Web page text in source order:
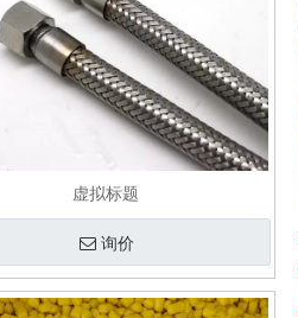
虚拟标题
询价